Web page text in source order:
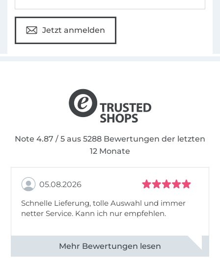
Jetzt anmelden
Note 4.87 / 5 aus 5288 Bewertungen der letzten
12 Monate
05.08.2026
Schnelle Lieferung, tolle Auswahl und immer
netter Service. Kann ich nur empfehlen.
Alle 82930 Bewertungen ansehen